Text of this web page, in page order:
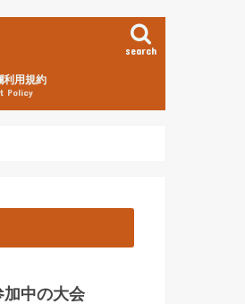
search
利用規約
Policy
加中の大会